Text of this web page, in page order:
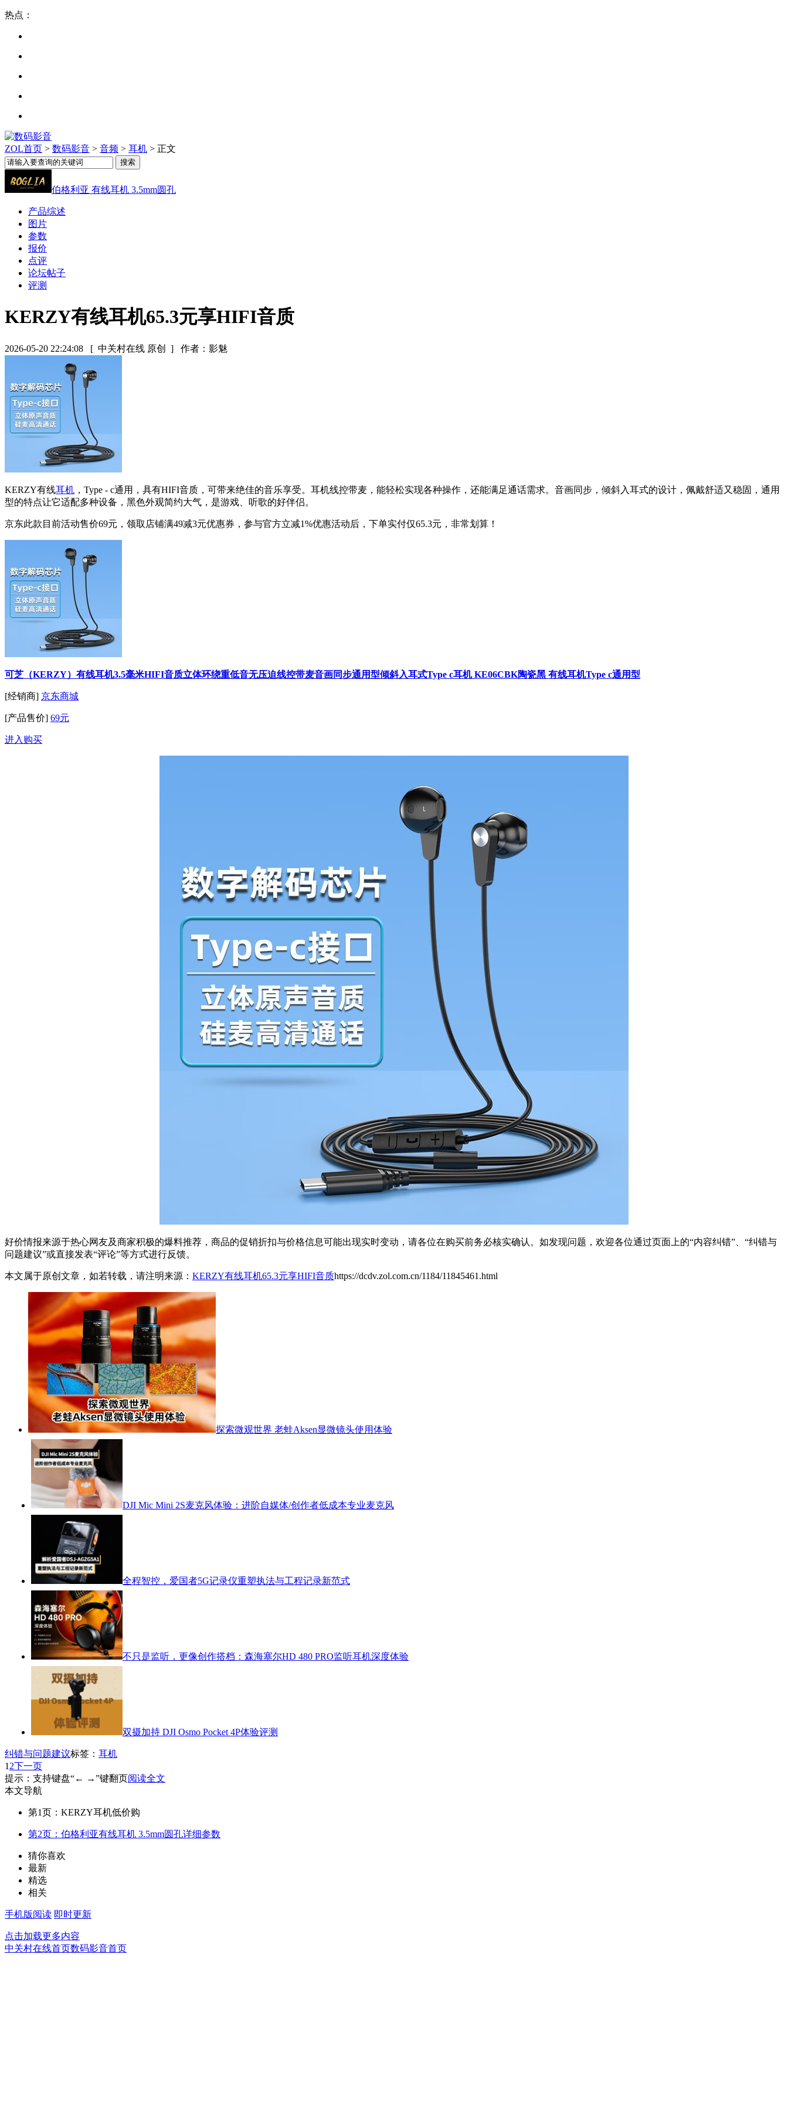
热点：
ZOL首页 > 数码影音 > 音频 > 耳机 > 正文
伯格利亚 有线耳机 3.5mm圆孔
产品综述
图片
参数
报价
点评
论坛帖子
评测
KERZY有线耳机65.3元享HIFI音质
2026-05-20 22:24:08 [ 中关村在线 原创 ] 作者：影魅
KERZY有线耳机 ，Type - c通用，具有HIFI音质，可带来绝佳的音乐享受。耳机线控带麦，能轻松实现各种操作，还能满足通话需求。音画同步，倾斜入耳式的设计，佩戴舒适又稳固，通用
型的特点让它适配多种设备，黑色外观简约大气，是游戏、听歌的好伴侣。
京东此款目前活动售价69元，领取店铺满49减3元优惠券，参与官方立减1%优惠活动后，下单实付仅65.3元，非常划算！
可芝（KERZY）有线耳机3.5毫米HIFI音质立体环绕重低音无压迫线控带麦音画同步通用型倾斜入耳式Type c耳机 KE06CBK陶瓷黑 有线耳机Type c通用型
[经销商] 京东商城
[产品售价] 69元
进入购买
好价情报来源于热心网友及商家积极的爆料推荐，商品的促销折扣与价格信息可能出现实时变动，请各位在购买前务必核实确认。如发现问题，欢迎各位通过页面上的“内容纠错”、“纠错与
问题建议”或直接发表“评论”等方式进行反馈。
本文属于原创文章，如若转载，请注明来源： KERZY有线耳机65.3元享HIFI音质https://dcdv.zol.com.cn/1184/11845461.html
探索微观世界 老蛙Aksen显微镜头使用体验
DJI Mic Mini 2S麦克风体验：进阶自媒体/创作者低成本专业麦克风
全程智控，爱国者5G记录仪重塑执法与工程记录新范式
不只是监听，更像创作搭档：森海塞尔HD 480 PRO监听耳机深度体验
双摄加持 DJI Osmo Pocket 4P体验评测
纠错与问题建议标签： 耳机
1 2下一页
提示：支持键盘“← →”键翻页阅读全文
本文导航
第1页：KERZY耳机低价购
第2页：伯格利亚有线耳机 3.5mm圆孔详细参数
猜你喜欢
最新
精选
相关
手机版阅读 即时更新
点击加载更多内容
中关村在线首页数码影音首页